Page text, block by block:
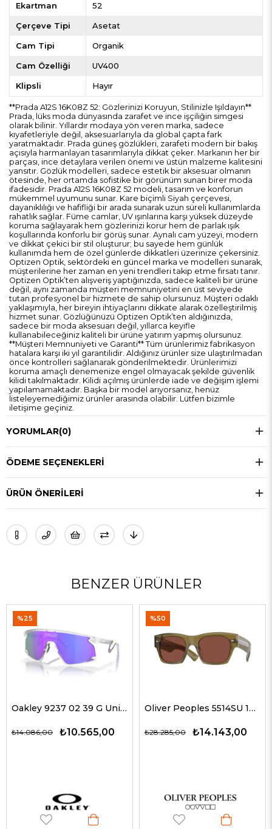
Ekartman 52
Çerçeve Tipi Asetat
Cam Tipi Organik
Cam Özelliği UV400
Klipsli Hayır
**Prada A12S 16K08Z 52: Gözlerinizi Koruyun, Stilinizle Işıldayın**
Prada, lüks moda dünyasında zarafet ve ince işçiliğin simgesi
olarak bilinir. Yıllardır modaya yön veren marka, sadece
kıyafetleriyle değil, aksesuarlarıyla da global çapta fark
yaratmaktadır. Prada güneş gözlükleri, zarafeti modern bir bakış
açısıyla harmanlayan tasarımlarıyla dikkat çeker. Markanın her bir
parçası, ince detaylara verilen önemi ve üstün malzeme kalitesini
yansıtır. Gözlük modelleri, sadece estetik bir aksesuar olmanın
ötesinde, her ortamda sofistike bir görünüm sunan birer moda
ifadesidir. Prada A12S 16K08Z 52 modeli, tasarım ve konforun
mükemmel uyumunu sunar. Kare biçimli Siyah çerçevesi,
dayanıklılığı ve hafifliği bir arada sunarak uzun süreli kullanımlarda
rahatlık sağlar. Füme camlar, UV ışınlarına karşı yüksek düzeyde
koruma sağlayarak hem gözlerinizi korur hem de parlak ışık
koşullarında konforlu bir görüş sunar. Aynalı cam yüzeyi, modern
ve dikkat çekici bir stil oluşturur; bu sayede hem günlük
kullanımda hem de özel günlerde dikkatleri üzerinize çekersiniz.
Optizen Optik, sektördeki en güncel marka ve modelleri sunarak,
müşterilerine her zaman en yeni trendleri takip etme fırsatı tanır.
Optizen Optik’ten alışveriş yaptığınızda, sadece kaliteli bir ürüne
değil, aynı zamanda müşteri memnuniyetini en üst seviyede
tutan profesyonel bir hizmete de sahip olursunuz. Müşteri odaklı
yaklaşımıyla, her bireyin ihtiyaçlarını dikkate alarak özelleştirilmiş
hizmet sunar. Gözlüğünüzü Optizen Optik’ten aldığınızda,
sadece bir moda aksesuarı değil, yıllarca keyifle
kullanabileceğiniz kaliteli bir ürüne yatırım yapmış olursunuz.
**Müşteri Memnuniyeti ve Garanti** Tüm ürünlerimiz fabrikasyon
hatalara karşı iki yıl garantilidir. Aldığınız ürünler size ulaştırılmadan
önce kontrolleri sağlanarak gönderilmektedir. Ürünlerimizi
koruma amaçlı denemenize engel olmayacak şekilde güvenlik
kilidi takılmaktadır. Kilidi açılmış ürünlerde iade ve değişim işlemi
yapılamamaktadır. Başka bir model arıyorsanız, henüz
listeleyemediğimiz ürünler arasında olabilir. Lütfen bizimle
iletişime geçiniz.
YORUMLAR(0)
ÖDEME SEÇENEKLERI
ÜRÜN ÖNERILERI
BENZER ÜRÜNLER
Oakley 9237 02 39 G Unisex Güneş Gözlükleri
₺10.565,00
₺14.086,00
%25
Oliver Peoples 5514SU 1678C5 51 G Unisex Güneş Gözlükleri
₺14.143,00
₺28.285,00
%50